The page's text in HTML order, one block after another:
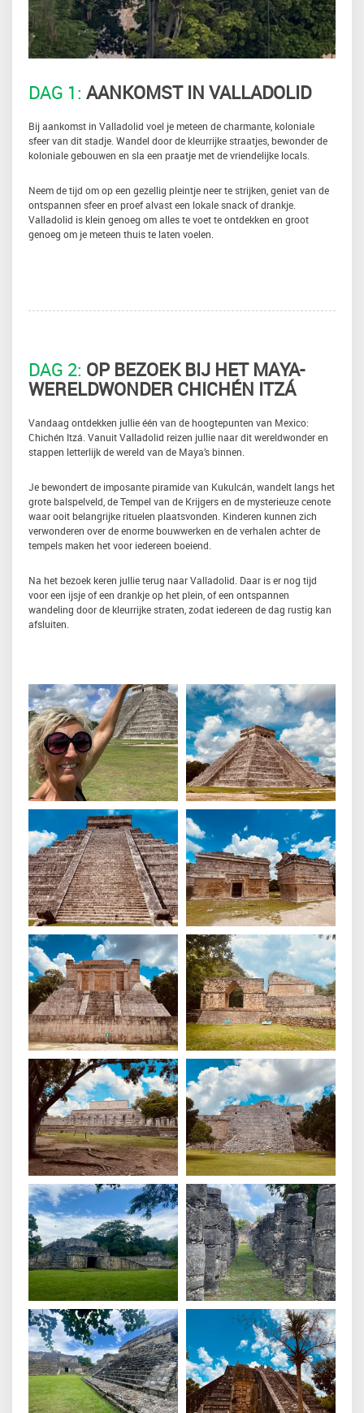
DAG 1: AANKOMST IN VALLADOLID
Bij aankomst in Valladolid voel je meteen de charmante, koloniale
sfeer van dit stadje. Wandel door de kleurrijke straatjes, bewonder de
koloniale gebouwen en sla een praatje met de vriendelijke locals.
Neem de tijd om op een gezellig pleintje neer te strijken, geniet van de
ontspannen sfeer en proef alvast een lokale snack of drankje.
Valladolid is klein genoeg om alles te voet te ontdekken en groot
genoeg om je meteen thuis te laten voelen.
DAG 2: OP BEZOEK BIJ HET MAYA-
WERELDWONDER CHICHÉN ITZÁ
Vandaag ontdekken jullie één van de hoogtepunten van Mexico:
Chichén Itzá. Vanuit Valladolid reizen jullie naar dit wereldwonder en
stappen letterlijk de wereld van de Maya’s binnen.
Je bewondert de imposante piramide van Kukulcán, wandelt langs het
grote balspelveld, de Tempel van de Krijgers en de mysterieuze cenote
waar ooit belangrijke rituelen plaatsvonden. Kinderen kunnen zich
verwonderen over de enorme bouwwerken en de verhalen achter de
tempels maken het voor iedereen boeiend.
Na het bezoek keren jullie terug naar Valladolid. Daar is er nog tijd
voor een ijsje of een drankje op het plein, of een ontspannen
wandeling door de kleurrijke straten, zodat iedereen de dag rustig kan
afsluiten.